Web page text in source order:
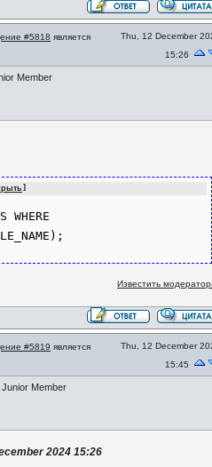
#5818 является
Thu, 12 December
15:26
Member
]
WHERE
Известить
#5819 является
Thu, 12 December
15:45
Junior Member
2024 15:26